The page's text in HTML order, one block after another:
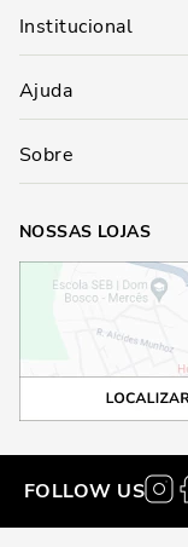
Institucional
Ajuda
Sobre
NOSSAS LOJAS
FOLLOW US